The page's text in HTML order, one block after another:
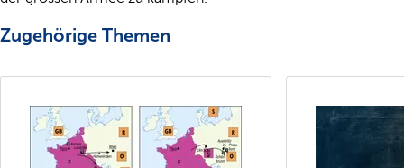
Zugehörige Themen